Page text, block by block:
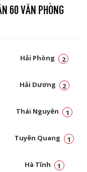
60 VĂN PHÒNG
Hải Phòng 2
Hải Dương 2
Thái Nguyên 1
Tuyên Quang 1
Hà Tĩnh 1